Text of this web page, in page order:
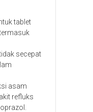
tablet
secepat
asam
refluks